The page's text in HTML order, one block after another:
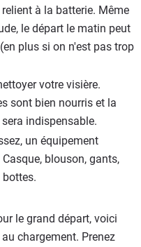
à la batterie. Même
le départ le matin peut
plus si on n'est pas trop
votre visière.
sont bien nourris et la
indispensable.
un équipement
blouson, gants,
le grand départ, voici
chargement. Prenez